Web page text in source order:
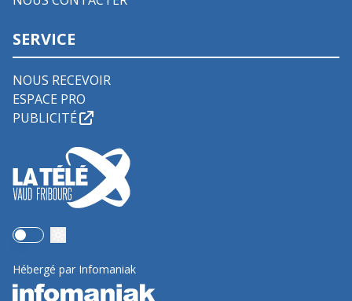
SERVICE
NOUS RECEVOIR
ESPACE PRO
PUBLICITÉ
Use setting
Hébergé par Infomaniak